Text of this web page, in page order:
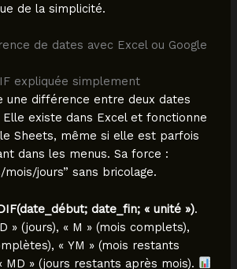
de la simplicité.
de dates avec Excel ou Google
expliquée simplement
une différence entre deux dates
existe dans Excel et fonctionne
Sheets, même si elle est parfois
dans les menus. Sa force :
jours” sans bricolage.
date_fin; « unité »).
» (jours), « M » (mois complets),
« YM » (mois restants
MD » (jours restants après mois).